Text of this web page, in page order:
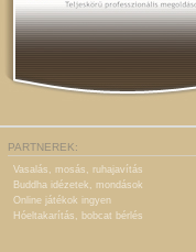
PARTNEREK:
Vasalás, mosás, ruhajavítás
Buddha idézetek, mondások
Online játékok ingyen
Hóeltakarítás, bobcat bérlés